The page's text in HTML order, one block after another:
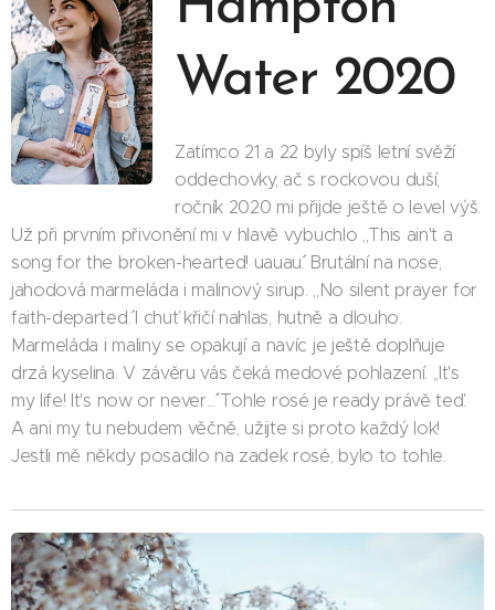
Water 2020
Zatímco 21 a 22 byly spíš letní svěží
oddechovky, ač s rockovou duší,
ročník 2020 mi přijde ještě o level výš.
Už při prvním přivonění mi v hlavě vybuchlo ,,This ain't a
song for the broken-hearted! uauau´´. Brutální na nose,
jahodová marmeláda i malinový sirup. ,,No silent prayer for
faith-departed.´´ I chuť křičí nahlas, hutně a dlouho.
Marmeláda i maliny se opakují a navíc je ještě doplňuje
drzá kyselina. V závěru vás čeká medové pohlazení. ,,It's
my life! It's now or never...´´ Tohle rosé je ready právě teď.
A ani my tu nebudem věčně, užijte si proto každý lok!
Jestli mě někdy posadilo na zadek rosé, bylo to tohle.